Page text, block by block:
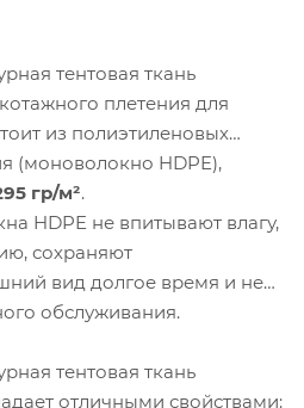
тентовая ткань
плетения для
из полиэтиленовых
(моноволокно HDPE),
гр/м².
HDPE не впитывают влагу,
сохраняют
вид долгое время и не
обслуживания.
тентовая ткань
отличными свойствами: